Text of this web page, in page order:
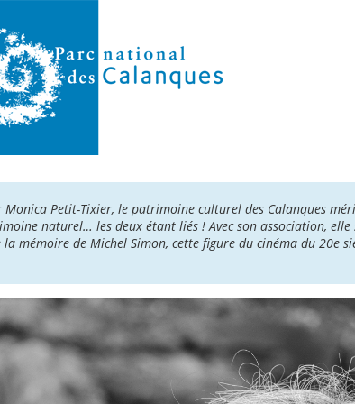
Monica Petit-Tixier, le patrimoine culturel des Calanques
naturel… les deux étant liés ! Avec son association, elle
la mémoire de Michel Simon, cette figure du cinéma du 20e